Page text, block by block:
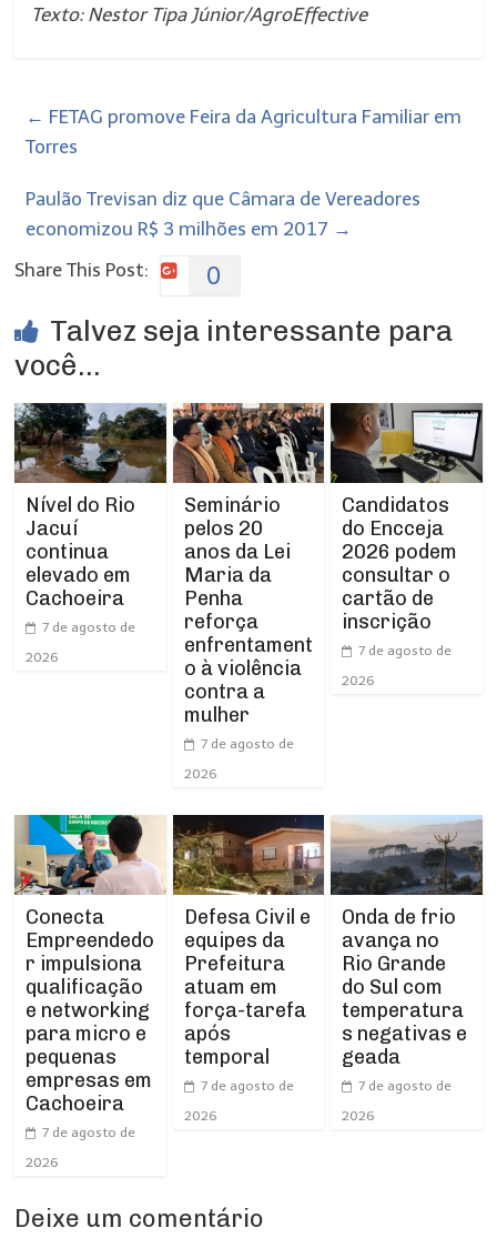
Texto: Nestor Tipa Júnior/AgroEffective
← FETAG promove Feira da Agricultura Familiar em
Torres
Paulão Trevisan diz que Câmara de Vereadores
economizou R$ 3 milhões em 2017 →
Share This Post:
0
Talvez seja interessante para
você...
Nível do Rio
Jacuí
continua
elevado em
Cachoeira
7 de agosto de
2026
Seminário
pelos 20
anos da Lei
Maria da
Penha
reforça
enfrentament
o à violência
contra a
mulher
7 de agosto de
2026
Candidatos
do Encceja
2026 podem
consultar o
cartão de
inscrição
7 de agosto de
2026
Conecta
Empreendedo
r impulsiona
qualificação
e networking
para micro e
pequenas
empresas em
Cachoeira
7 de agosto de
2026
Defesa Civil e
equipes da
Prefeitura
atuam em
força-tarefa
após
temporal
7 de agosto de
2026
Onda de frio
avança no
Rio Grande
do Sul com
temperatura
s negativas e
geada
7 de agosto de
2026
Deixe um comentário